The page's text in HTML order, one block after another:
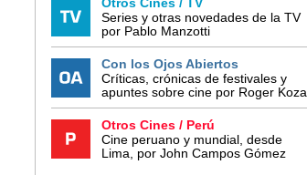
Series y otras novedades de la TV
por Pablo Manzotti
Con los Ojos Abiertos
Críticas, crónicas de festivales y
apuntes sobre cine por Roger Koza
Otros Cines / Perú
Cine peruano y mundial, desde
Lima, por John Campos Gómez